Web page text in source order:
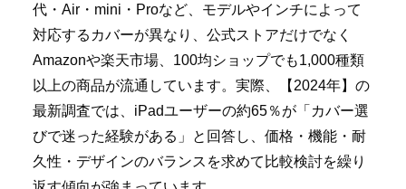
代・Air・mini・Proなど、モデルやインチによって
対応するカバーが異なり、公式ストアだけでなく
Amazonや楽天市場、100均ショップでも1,000種類
以上の商品が流通しています。実際、【2024年】の
最新調査では、iPadユーザーの約65％が「カバー選
びで迷った経験がある」と回答し、価格・機能・耐
久性・デザインのバランスを求めて比較検討を繰り